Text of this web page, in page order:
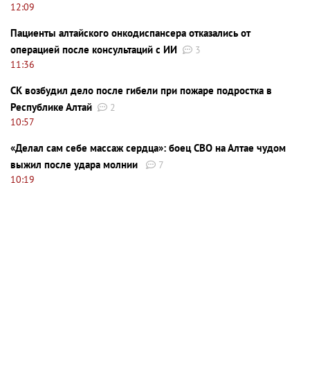
12:09
Пациенты алтайского онкодиспансера отказались от
операцией после консультаций с ИИ
3
11:36
СК возбудил дело после гибели при пожаре подростка в
Республике Алтай
2
10:57
«Делал сам себе массаж сердца»: боец СВО на Алтае чудом
выжил после удара молнии
7
10:19